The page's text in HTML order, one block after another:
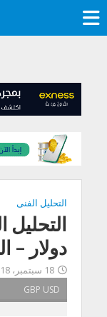
التحليل الفنى
التحليل
دولار –
18 سبتمبر، 2018
GBP USD